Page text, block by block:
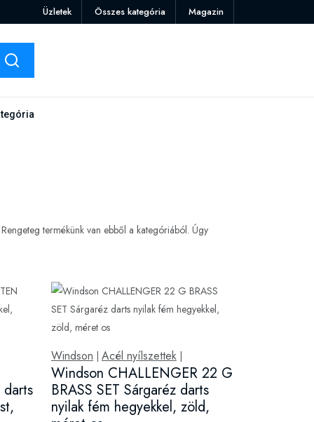
Üzletek Összes kategória Magazin
termékünk van ebből a kategóriából. Úgy
darts
Windson Acél nyílszettek|
Windson CHALLENGER 22 G
BRASS SET Sárgaréz darts
nyilak fém hegyekkel, zöld,